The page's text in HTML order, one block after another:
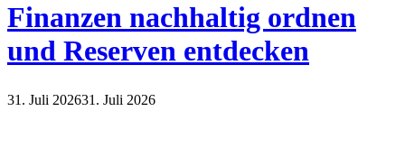
Finanzen nachhaltig ordnen
und Reserven entdecken
31. Juli 202631. Juli 2026